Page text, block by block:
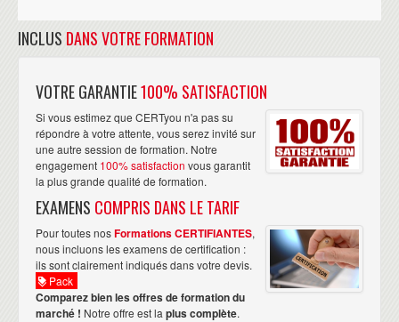
INCLUS DANS VOTRE FORMATION
VOTRE GARANTIE100% SATISFACTION
Si vous estimez que CERTyou n'a pas su
répondre à votre attente, vous serez invité sur
une autre session de formation. Notre
engagement 100% satisfaction vous garantit
la plus grande qualité de formation.
EXAMENS COMPRIS DANS LE TARIF
Pour toutes nosFormations CERTIFIANTES,
nous incluons les examens de certification :
ils sont clairement indiqués dans votre devis.
Pack
Comparez bien les offres de formation du
marché ! Notre offre est la plus complète.